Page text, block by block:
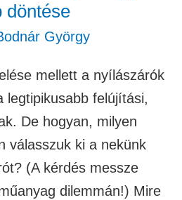
döntése
György
mellett a nyílászárók
legtipikusabb felújítási,
De hogyan, milyen
válasszuk ki a nekünk
(A kérdés messze
dilemmán!) Mire